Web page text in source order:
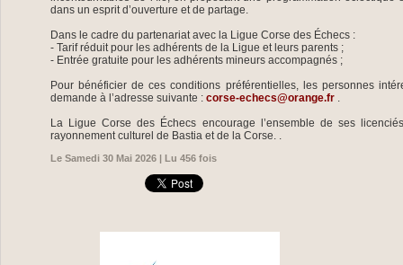
dans un esprit d’ouverture et de partage.
Dans le cadre du partenariat avec la Ligue Corse des Échecs :
- Tarif réduit pour les adhérents de la Ligue et leurs parents ;
- Entrée gratuite pour les adhérents mineurs accompagnés ;
Pour bénéficier de ces conditions préférentielles, les personnes
demande à l’adresse suivante :corse-echecs@orange.fr .
La Ligue Corse des Échecs encourage l’ensemble de ses
rayonnement culturel de Bastia et de la Corse. .
Le Samedi 30 Mai 2026 | Lu 456 fois